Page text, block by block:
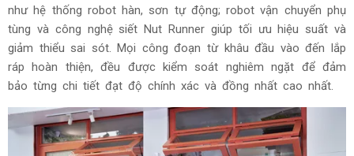
như hệ thống robot hàn, sơn tự động; robot vận chuyển phụ
tùng và công nghệ siết Nut Runner giúp tối ưu hiệu suất và
giảm thiểu sai sót. Mọi công đoạn từ khâu đầu vào đến lắp
ráp hoàn thiện, đều được kiểm soát nghiêm ngặt để đảm
bảo từng chi tiết đạt độ chính xác và đồng nhất cao nhất.
Bảo Hiểm - Nhận Ưu Đãi 30%